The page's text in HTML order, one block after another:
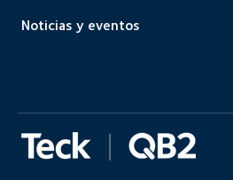
Noticias y eventos